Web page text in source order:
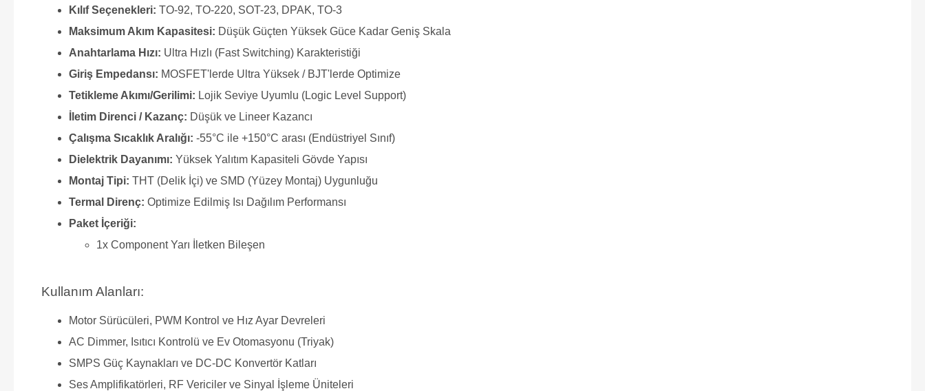
Kılıf Seçenekleri: TO-92, TO-220, SOT-23, DPAK, TO-3
Maksimum Akım Kapasitesi: Düşük Güçten Yüksek Güce Kadar Geniş Skala
Anahtarlama Hızı: Ultra Hızlı (Fast Switching) Karakteristiği
Giriş Empedansı: MOSFET'lerde Ultra Yüksek / BJT'lerde Optimize
Tetikleme Akımı/Gerilimi: Lojik Seviye Uyumlu (Logic Level Support)
İletim Direnci / Kazanç: Düşük ve Lineer Kazancı
Çalışma Sıcaklık Aralığı: -55°C ile +150°C arası (Endüstriyel Sınıf)
Dielektrik Dayanımı: Yüksek Yalıtım Kapasiteli Gövde Yapısı
Montaj Tipi: THT (Delik İçi) ve SMD (Yüzey Montaj) Uygunluğu
Termal Direnç: Optimize Edilmiş Isı Dağılım Performansı
Paket İçeriği:
1x Component Yarı İletken Bileşen
Kullanım Alanları:
Motor Sürücüleri, PWM Kontrol ve Hız Ayar Devreleri
AC Dimmer, Isıtıcı Kontrolü ve Ev Otomasyonu (Triyak)
SMPS Güç Kaynakları ve DC-DC Konvertör Katları
Ses Amplifikatörleri, RF Vericiler ve Sinyal İşleme Üniteleri